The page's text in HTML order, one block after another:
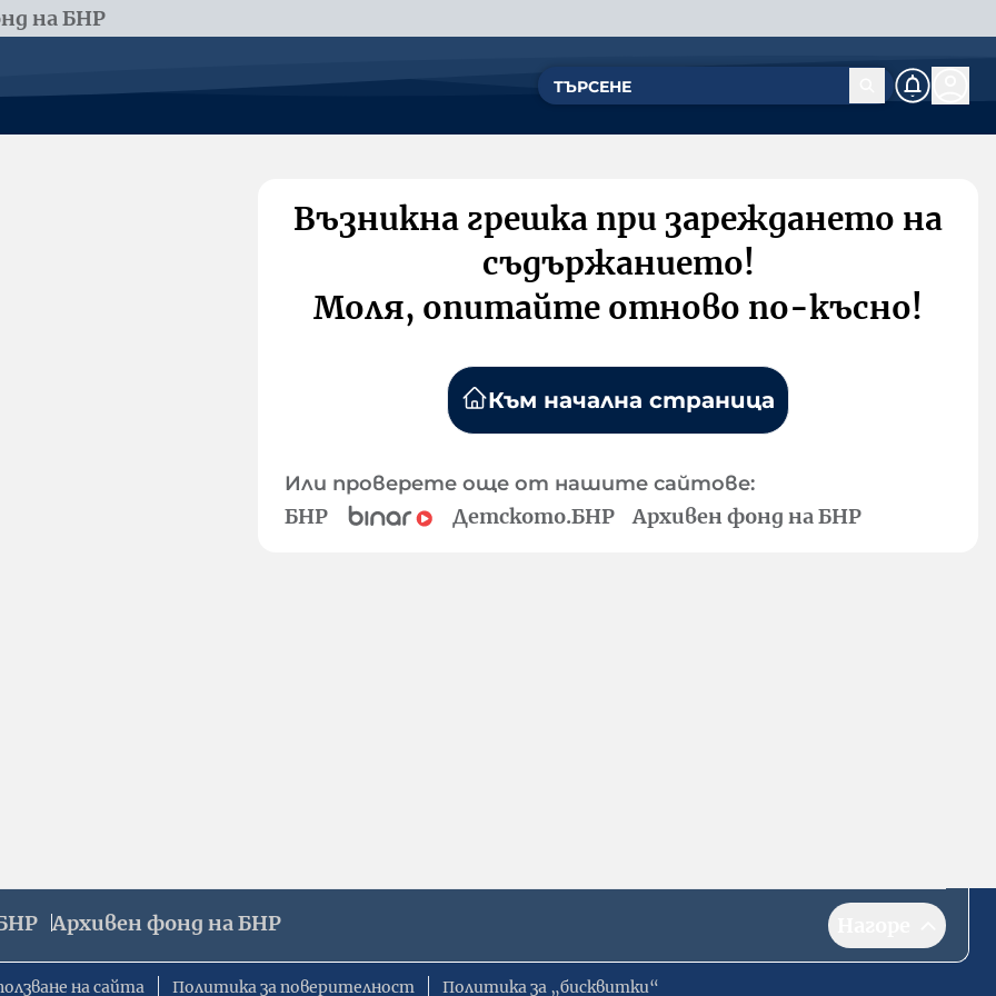
на БНР
Възникна грешка при зареждането на
съдържанието!
Моля, опитайте отново по-късно!
Към начална страница
Или проверете още от нашите сайтове:
БНР Детското.БНР Архивен фонд на БНР
Архивен фонд на БНР
на сайта Политика за поверителност Политика за „бисквитки“